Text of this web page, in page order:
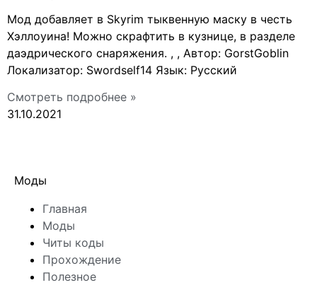
Мод добавляет в Skyrim тыквенную маску в честь
Хэллоуина! Можно скрафтить в кузнице, в разделе
даэдрического снаряжения. , , Автор: GorstGoblin
Локализатор: Swordself14 Язык: Русский
Смотреть подробнее »
31.10.2021
Моды
Главная
Моды
Читы коды
Прохождение
Полезное